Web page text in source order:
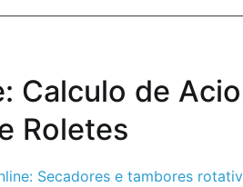
Calculo de
Roletes
Secadores e tambores